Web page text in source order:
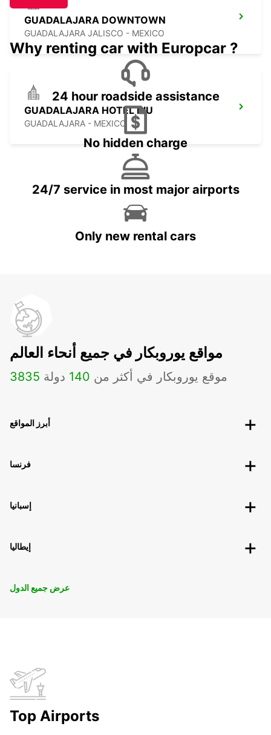
GUADALAJARA DOWNTOWN
GUADALAJARA JALISCO - MEXICO
GUADALAJARA HOTEL RIU
GUADALAJARA - MEXICO
Why renting car with Europcar ?
24 hour roadside assistance
No hidden charge
24/7 service in most major airports
Only new rental cars
مواقع يوروبكار في جميع أنحاء العالم
3835 موقع يوروبكار في أكثر من 140 دولة
أبرز المواقع
فرنسا
إسبانيا
إيطاليا
عرض جميع الدول
Top Airports